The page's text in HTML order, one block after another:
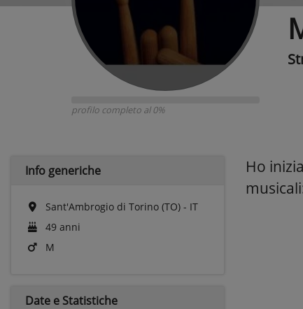
profilo completo al 0%
Info generiche
Sant'Ambrogio di Torino (TO) - IT
49 anni
M
Date e Statistiche
Ho